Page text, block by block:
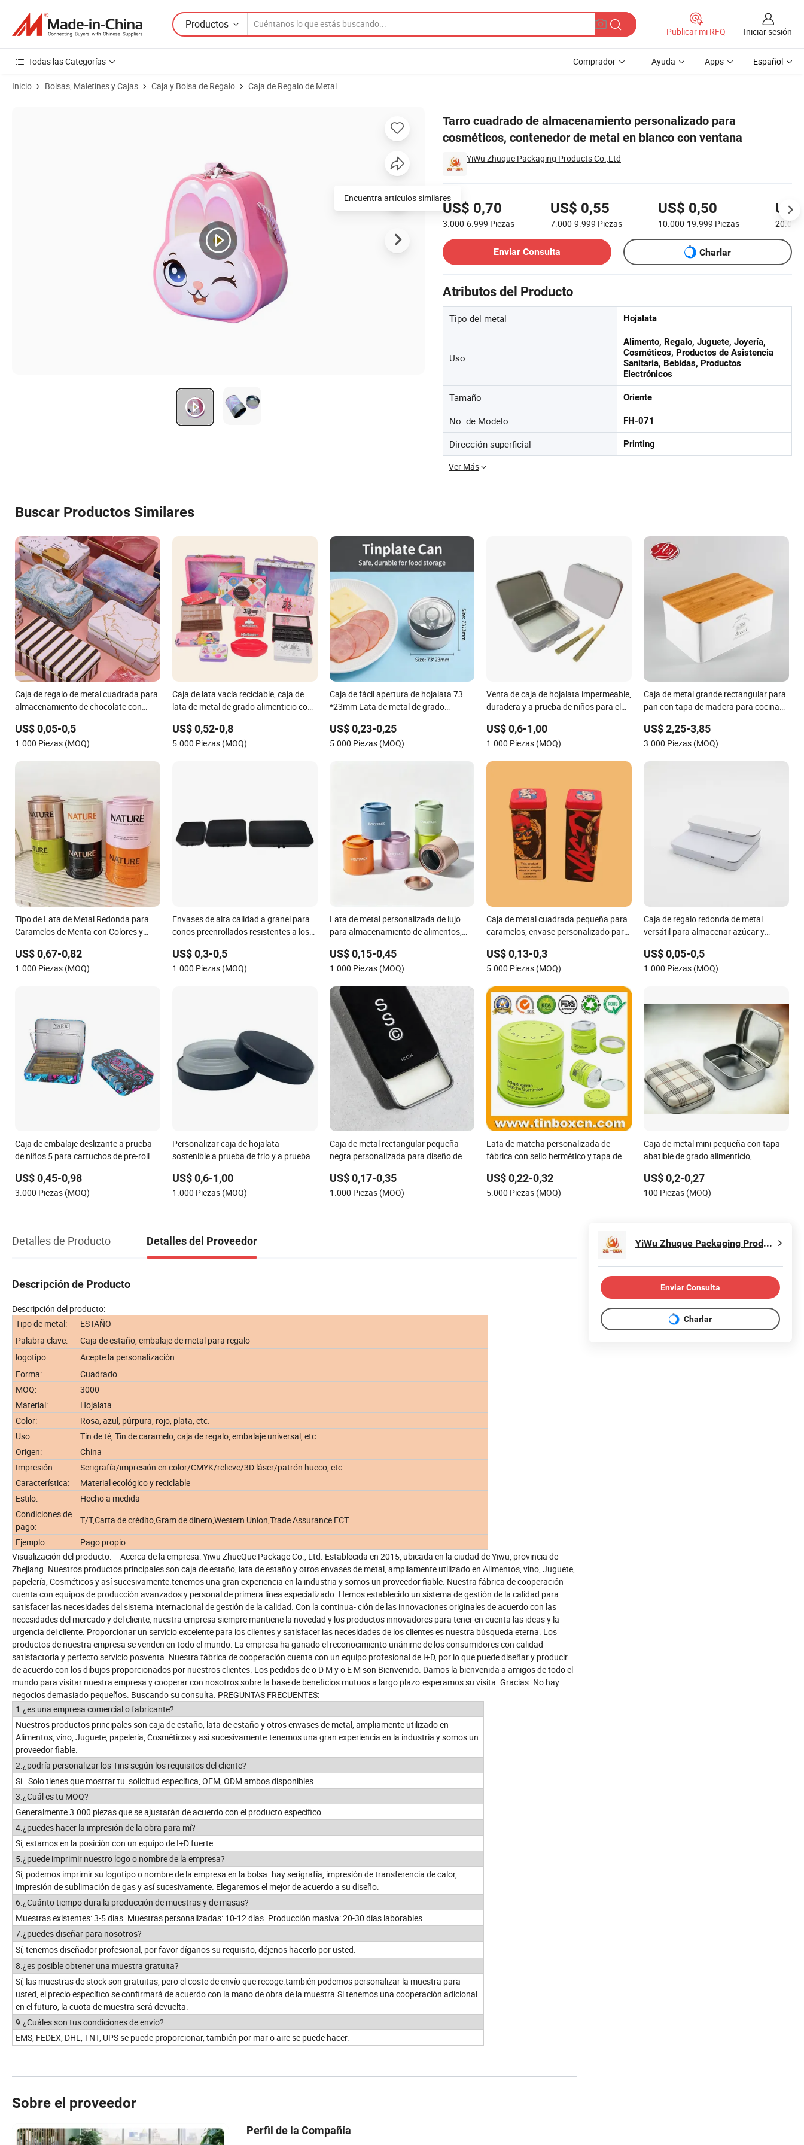
Productos
Publicar mi RFQ Iniciar sesión
Todas las Categorías Comprador Ayuda Apps Español
Inicio Bolsas, Maletínes y Cajas Caja y Bolsa de Regalo Caja de Regalo de Metal
Tarro cuadrado de almacenamiento personalizado para
cosméticos, contenedor de metal en blanco con ventana
YiWu Zhuque Packaging Products Co.,Ltd
Precios
US$ 0,70
3.000-6.999 Piezas
US$ 0,55
7.000-9.999 Piezas
US$ 0,50
10.000-19.999 Piezas
Enviar Consulta
Charlar
Atributos del Producto
Tipo del metal Hojalata
Uso
Alimento, Regalo, Juguete, Joyería,
Cosméticos, Productos de Asistencia
Sanitaria, Bebidas, Productos
Electrónicos
Tamaño Oriente
No. de Modelo. FH-071
Dirección superficial Printing
Ver Más
Buscar Productos Similares
Caja de regalo de metal cuadrada para
almacenamiento de chocolate con
US$ 0,05-0,5
1.000 Piezas (MOQ)
Caja de lata vacía reciclable, caja de
lata de metal de grado alimenticio con
sostenible con ventana
US$ 0,52-0,8
5.000 Piezas (MOQ)
Caja de fácil apertura de hojalata 73
*23mm Lata de metal de grado
postres y carne con impresión en color
especial CMYK
US$ 0,23-0,25
5.000 Piezas (MOQ)
Venta de caja de hojalata impermeable,
duradera y a prueba de niños para el
US$ 0,6-1,00
1.000 Piezas (MOQ)
Caja de metal grande rectangular para
pan con tapa de madera para cocina
US$ 2,25-3,85
3.000 Piezas (MOQ)
Tipo de Lata de Metal Redonda para
Caramelos de Menta con Colores y
16oz Caja de Lata de Metal Vacía
US$ 0,67-0,82
1.000 Piezas (MOQ)
Envases de alta calidad a granel para
conos preenrollados resistentes a los
metal con tapa abatible, estuche de
hierro
US$ 0,3-0,5
1.000 Piezas (MOQ)
Lata de metal personalizada de lujo
para almacenamiento de alimentos,
proteína, té, granos de café, chocolate,
galletas, velas, caramelos y menta
US$ 0,15-0,45
1.000 Piezas (MOQ)
Caja de metal cuadrada pequeña para
caramelos, envase personalizado para
US$ 0,13-0,3
5.000 Piezas (MOQ)
Caja de regalo redonda de metal
versátil para almacenar azúcar y
US$ 0,05-0,5
1.000 Piezas (MOQ)
Caja de embalaje deslizante a prueba
de niños 5 para cartuchos de pre-roll y
US$ 0,45-0,98
3.000 Piezas (MOQ)
Personalizar caja de hojalata
sostenible a prueba de frío y a prueba
US$ 0,6-1,00
1.000 Piezas (MOQ)
Caja de metal rectangular pequeña
negra personalizada para diseño de
perfume sólido, jabón para cejas,
bálsamo labial, caja deslizante
US$ 0,17-0,35
1.000 Piezas (MOQ)
Lata de matcha personalizada de
fábrica con sello hermético y tapa de
para envases de gomitas de té verde,
cacao y polvo de maca, proveedor al
US$ 0,22-0,32
5.000 Piezas (MOQ)
Caja de metal mini pequeña con tapa
abatible de grado alimenticio,
para caramelos de menta. Envase
personalizado impreso de lata metálica
US$ 0,2-0,27
100 Piezas (MOQ)
Detalles de Producto Detalles del Proveedor
Descripción de Producto
Descripción del producto:
Tipo de metal:
ESTAÑO
Palabra clave:
Caja de estaño, embalaje de metal para regalo
logotipo:
Acepte la personalización
Forma:
Cuadrado
MOQ:
3000
Material:
Hojalata
Color:
Rosa, azul, púrpura, rojo, plata, etc.
Uso:
Tin de té, Tin de caramelo, caja de regalo, embalaje universal, etc
Origen:
China
Impresión:
Serigrafía/impresión en color/CMYK/relieve/3D láser/patrón hueco, etc.
Característica:
Material ecológico y reciclable
Estilo:
Hecho a medida
Condiciones de
pago:
T/T,Carta de crédito,Gram de dinero,Western Union,Trade Assurance ECT
Ejemplo:
Pago propio
Visualización del producto: Acerca de la empresa: Yiwu ZhueQue Package Co., Ltd. Establecida en 2015, ubicada en la ciudad de Yiwu, provincia de
Zhejiang. Nuestros productos principales son caja de estaño, lata de estaño y otros envases de metal, ampliamente utilizado en Alimentos, vino, Juguete,
papelería, Cosméticos y así sucesivamente.tenemos una gran experiencia en la industria y somos un proveedor fiable. Nuestra fábrica de cooperación
cuenta con equipos de producción avanzados y personal de primera línea especializado. Hemos establecido un sistema de gestión de la calidad para
satisfacer las necesidades del sistema internacional de gestión de la calidad. Con la continua- ción de las innovaciones originales de acuerdo con las
necesidades del mercado y del cliente, nuestra empresa siempre mantiene la novedad y los productos innovadores para tener en cuenta las ideas y la
urgencia del cliente. Proporcionar un servicio excelente para los clientes y satisfacer las necesidades de los clientes es nuestra búsqueda eterna. Los
productos de nuestra empresa se venden en todo el mundo. La empresa ha ganado el reconocimiento unánime de los consumidores con calidad
satisfactoria y perfecto servicio posventa. Nuestra fábrica de cooperación cuenta con un equipo profesional de I+D, por lo que puede diseñar y producir
de acuerdo con los dibujos proporcionados por nuestros clientes. Los pedidos de o D M y o E M son Bienvenido. Damos la bienvenida a amigos de todo el
mundo para visitar nuestra empresa y cooperar con nosotros sobre la base de beneficios mutuos a largo plazo.esperamos su visita. Gracias. No hay
negocios demasiado pequeños. Buscando su consulta. PREGUNTAS FRECUENTES:
1.¿es una empresa comercial o fabricante?
Nuestros productos principales son caja de estaño, lata de estaño y otros envases de metal, ampliamente utilizado en
Alimentos, vino, Juguete, papelería, Cosméticos y así sucesivamente.tenemos una gran experiencia en la industria y somos un
proveedor fiable.
2.¿podría personalizar los Tins según los requisitos del cliente?
Sí. Solo tienes que mostrar tu solicitud específica, OEM, ODM ambos disponibles.
3.¿Cuál es tu MOQ?
Generalmente 3.000 piezas que se ajustarán de acuerdo con el producto específico.
4.¿puedes hacer la impresión de la obra para mí?
Sí, estamos en la posición con un equipo de I+D fuerte.
5.¿puede imprimir nuestro logo o nombre de la empresa?
Sí, podemos imprimir su logotipo o nombre de la empresa en la bolsa .hay serigrafía, impresión de transferencia de calor,
impresión de sublimación de gas y así sucesivamente. Elegaremos el mejor de acuerdo a su diseño.
6.¿Cuánto tiempo dura la producción de muestras y de masas?
Muestras existentes: 3-5 días. Muestras personalizadas: 10-12 días. Producción masiva: 20-30 días laborables.
7.¿puedes diseñar para nosotros?
Sí, tenemos diseñador profesional, por favor díganos su requisito, déjenos hacerlo por usted.
8.¿es posible obtener una muestra gratuita?
Sí, las muestras de stock son gratuitas, pero el coste de envío que recoge.también podemos personalizar la muestra para
usted, el precio específico se confirmará de acuerdo con la mano de obra de la muestra.Si tenemos una cooperación adicional
en el futuro, la cuota de muestra será devuelta.
9.¿Cuáles son tus condiciones de envío?
EMS, FEDEX, DHL, TNT, UPS se puede proporcionar, también por mar o aire se puede hacer.
Sobre el proveedor
Perfil de la Compañía
YiWu Zhuque Packaging Products Co.,Ltd
Enviar Consulta
Charlar